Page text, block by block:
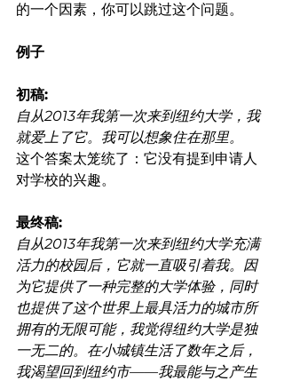
的一个因素，你可以跳过这个问题。
例子
初稿:
自从2013年我第一次来到纽约大学，我
就爱上了它。我可以想象住在那里。
这个答案太笼统了：它没有提到申请人
对学校的兴趣。
最终稿:
自从2013年我第一次来到纽约大学充满
活力的校园后，它就一直吸引着我。因
为它提供了一种完整的大学体验，同时
也提供了这个世界上最具活力的城市所
拥有的无限可能，我觉得纽约大学是独
一无二的。在小城镇生活了数年之后，
我渴望回到纽约市——我最能与之产生